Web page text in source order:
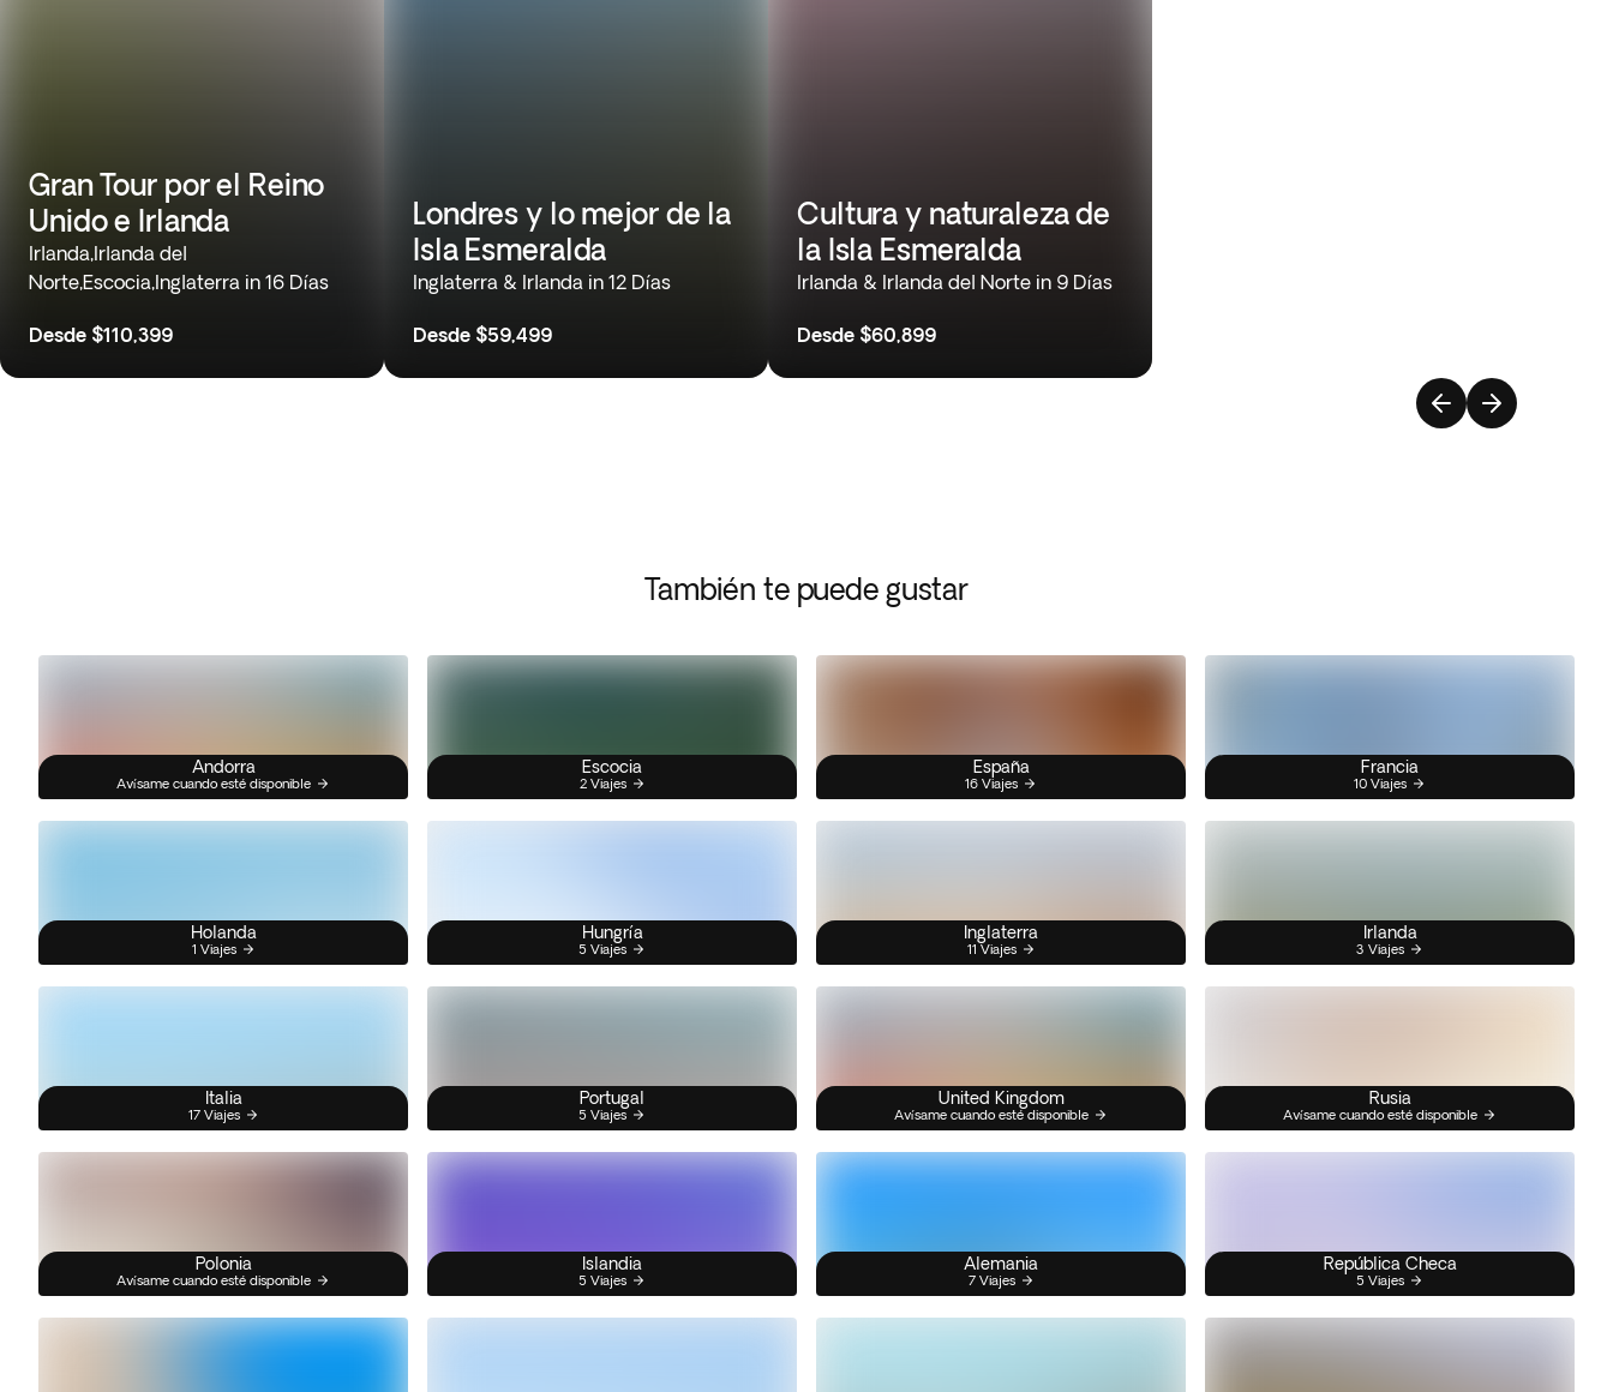
Gran Tour por el Reino
Unido e Irlanda
Irlanda,Irlanda del
Norte,Escocia,Inglaterra in 16 Días
Desde $110,399
Londres y lo mejor de la
Isla Esmeralda
Inglaterra & Irlanda in 12 Días
Desde $59,499
Cultura y naturaleza de
la Isla Esmeralda
Irlanda & Irlanda del Norte in 9 Días
Desde $60,899
También te puede gustar
Andorra
Avísame cuando esté disponible
Escocia
2 Viajes
España
16 Viajes
Francia
10 Viajes
Holanda
1 Viajes
Hungría
5 Viajes
Inglaterra
11 Viajes
Irlanda
3 Viajes
Italia
17 Viajes
Portugal
5 Viajes
United Kingdom
Avísame cuando esté disponible
Rusia
Avísame cuando esté disponible
Polonia
Avísame cuando esté disponible
Islandia
5 Viajes
Alemania
7 Viajes
República Checa
5 Viajes